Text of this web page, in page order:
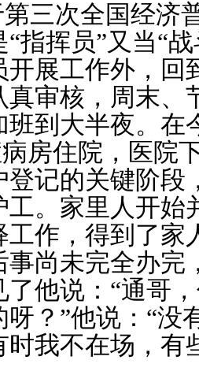
第三次全国经济
“指挥员”又当“
开展工作外，回
真审核，周末、
班到大半夜。在
房住院，医院
登记的关键阶段
工。家里人开始
工作，得到了家
事尚未完全办完
了他说：“通哥
呀？”他说：“没
时我不在场，有